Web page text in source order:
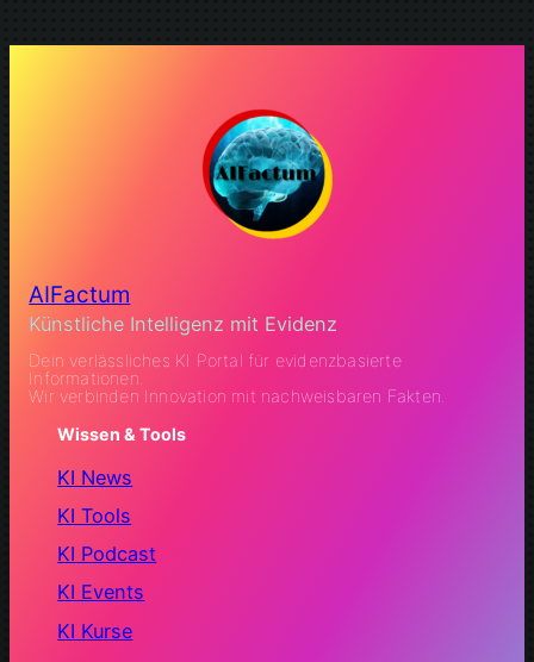
AIFactum
Künstliche Intelligenz mit Evidenz
Dein verlässliches KI Portal für evidenzbasierte
Informationen.
Wir verbinden Innovation mit nachweisbaren Fakten.
Wissen & Tools
KI News
KI Tools
KI Podcast
KI Events
KI Kurse